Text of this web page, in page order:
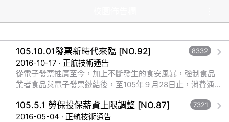
105.10.01發票新時代來臨 [NO.92] 8332
2016-10-17 · 正航技術通告
從電子發票推廣至今，加上不斷發生的食安風暴，強制食品
業者食品與電子發票鏈結後，至105年９月28日止，消費通
路已累計開立 4,564,218,410張電子發票，比起104年，已成
長一成以上。 &... 觀看完整文章
105.5.1 勞保投保薪資上限調整 [NO.87] 7321
2016-05-04 · 正航技術通告